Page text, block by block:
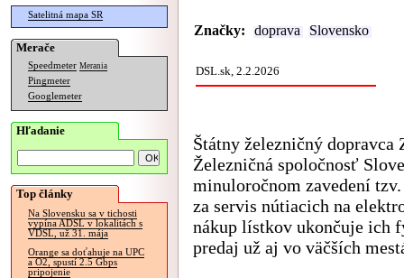
Satelitná mapa SR
Merače
Speedmeter Merania
Pingmeter
Googlemeter
Hľadanie
Top články
Na Slovensku sa v tichosti
vypína ADSL v lokalitách s
VDSL, už 31. mája
Orange sa doťahuje na UPC
a O2, spustí 2.5 Gbps
pripojenie
Značky: doprava Slovensko
DSL.sk, 2.2.2026
Štátny železničný dopravca
Železničná spoločnosť
minuloročnom zavedení
za servis nútiacich na
nákup lístkov ukončuje ich
predaj už aj vo väčších